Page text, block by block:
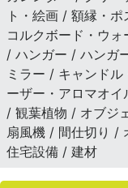
ト・絵画 / 額縁・
コルクボード・ウ
/ ハンガー / ハンガ
ミラー / キャンド
ーザー・アロマオ
/ 観葉植物 / オブジ
扇風機 / 間仕切り /
住宅設備 / 建材